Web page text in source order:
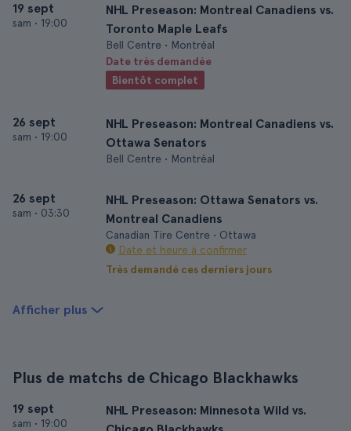
19 sept
sam • 19:00
NHL Preseason: Montreal Canadiens vs.
Toronto Maple Leafs
Bell Centre • Montréal
Date très demandée
Bientôt complet
26 sept
sam • 19:00
NHL Preseason: Montreal Canadiens vs.
Ottawa Senators
Bell Centre • Montréal
26 sept
sam • 03:30
NHL Preseason: Ottawa Senators vs.
Montreal Canadiens
Canadian Tire Centre • Ottawa
Date et heure à confirmer
Très demandé ces derniers jours
Afficher plus
Plus de matchs de Chicago Blackhawks
19 sept
sam • 19:00
NHL Preseason: Minnesota Wild vs.